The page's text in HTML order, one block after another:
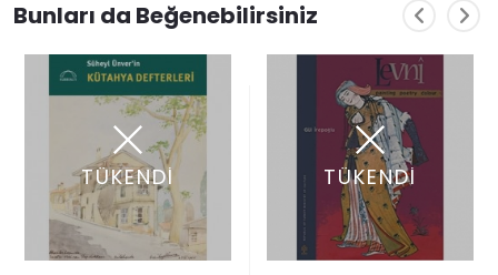
Bunları da Beğenebilirsiniz
TÜKENDİ TÜKENDİ